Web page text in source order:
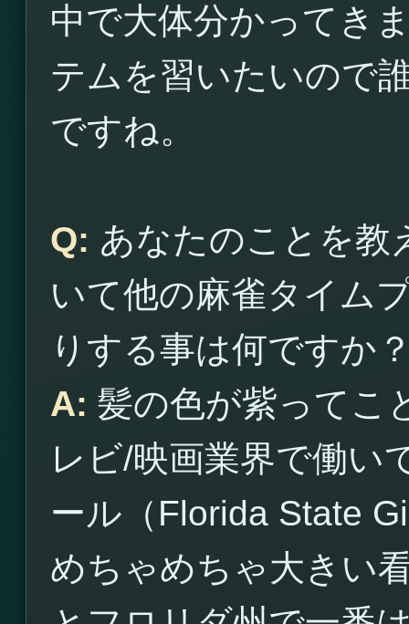
中で大体分かってき
テムを習いたいので
ですね。
Q: あなたのことを教
いて他の麻雀タイム
りする事は何ですか
A: 髪の色が紫ってこ
レビ/映画業界で働い
ール（Florida State
めちゃめちゃ大きい